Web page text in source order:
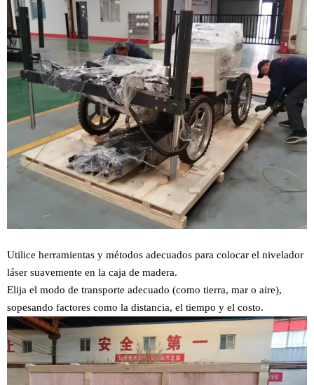
Utilice herramientas y métodos adecuados para colocar el nivelador
láser suavemente en la caja de madera.
Elija el modo de transporte adecuado (como tierra, mar o aire),
sopesando factores como la distancia, el tiempo y el costo.